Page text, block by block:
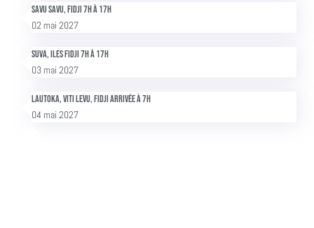
Savu Savu, Fidji 7h à 17h
02 mai 2027
Suva, Iles Fidji 7h à 17h
03 mai 2027
Lautoka, Viti Levu, Fidji Arrivée à 7h
04 mai 2027